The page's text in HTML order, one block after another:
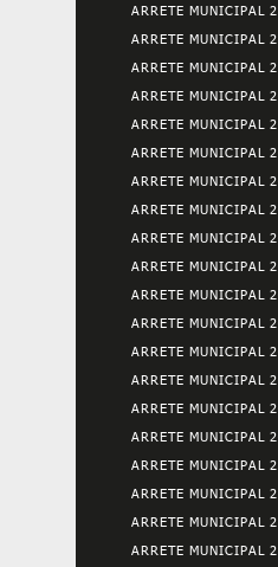
ARRETE MUNICIPAL
ARRETE MUNICIPAL
ARRETE MUNICIPAL
ARRETE MUNICIPAL
ARRETE MUNICIPAL
ARRETE MUNICIPAL
ARRETE MUNICIPAL
ARRETE MUNICIPAL
ARRETE MUNICIPAL
ARRETE MUNICIPAL
ARRETE MUNICIPAL
ARRETE MUNICIPAL
ARRETE MUNICIPAL
ARRETE MUNICIPAL
ARRETE MUNICIPAL
ARRETE MUNICIPAL
ARRETE MUNICIPAL
ARRETE MUNICIPAL
ARRETE MUNICIPAL
ARRETE MUNICIPAL